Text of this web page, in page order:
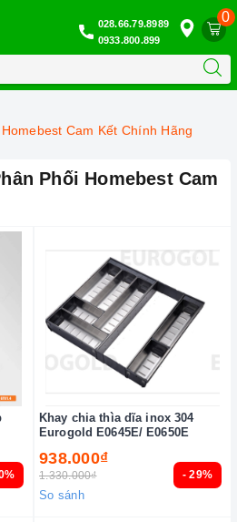
0
028.66.79.8989
0933.800.899
Cam Kết Chính Hãng
Phối Homebest Cam
- 29%
Khay chia thìa dĩa inox 304
Eurogold E0645E/ E0650E
938.000₫
1.330.000₫
So sánh